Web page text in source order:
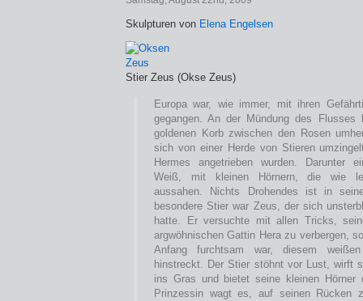
Skulpturen von Elena Engelsen
Stier Zeus (Okse Zeus)
Europa war, wie immer, mit ihren
gegangen. An der Mündung des Flusses
goldenen Korb zwischen den Rosen
sich von einer Herde von Stieren
Hermes angetrieben wurden. Darunter
Weiß, mit kleinen Hörnern, die wie
aussahen. Nichts Drohendes ist in
besondere Stier war Zeus, der sich
hatte. Er versuchte mit allen Tricks,
argwöhnischen Gattin Hera zu verbergen,
Anfang furchtsam war, diesem
hinstreckt. Der Stier stöhnt vor Lust, wirft
ins Gras und bietet seine kleinen Hörner
Prinzessin wagt es, auf seinen Rücken